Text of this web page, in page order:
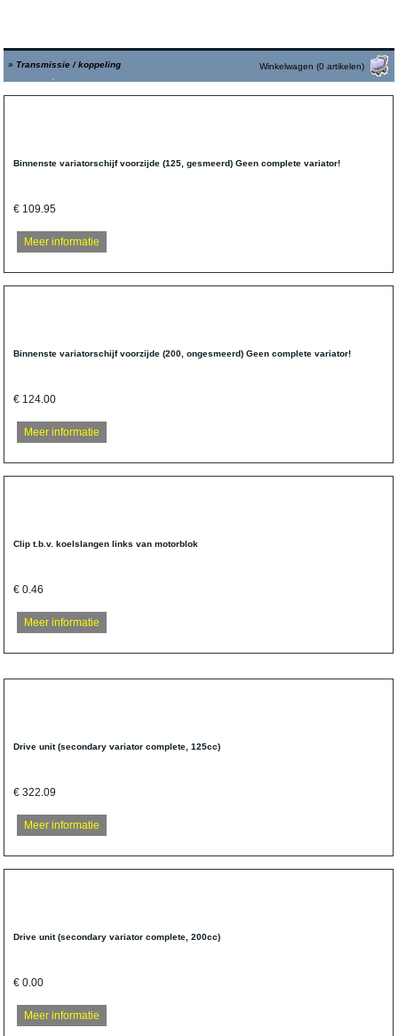
»Transmissie / koppeling Winkelwagen (0 artikelen)
Binnenste variatorschijf voorzijde (125, gesmeerd) Geen complete variator!
€ 109.95
Meer informatie
Binnenste variatorschijf voorzijde (200, ongesmeerd) Geen complete variator!
€ 124.00
Meer informatie
Clip t.b.v. koelslangen links van motorblok
€ 0.46
Meer informatie
Drive unit (secondary variator complete, 125cc)
€ 322.09
Meer informatie
Drive unit (secondary variator complete, 200cc)
€ 0.00
Meer informatie